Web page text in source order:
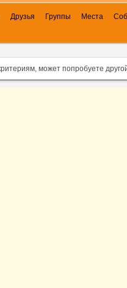
Друзья Группы Места
может попробуете